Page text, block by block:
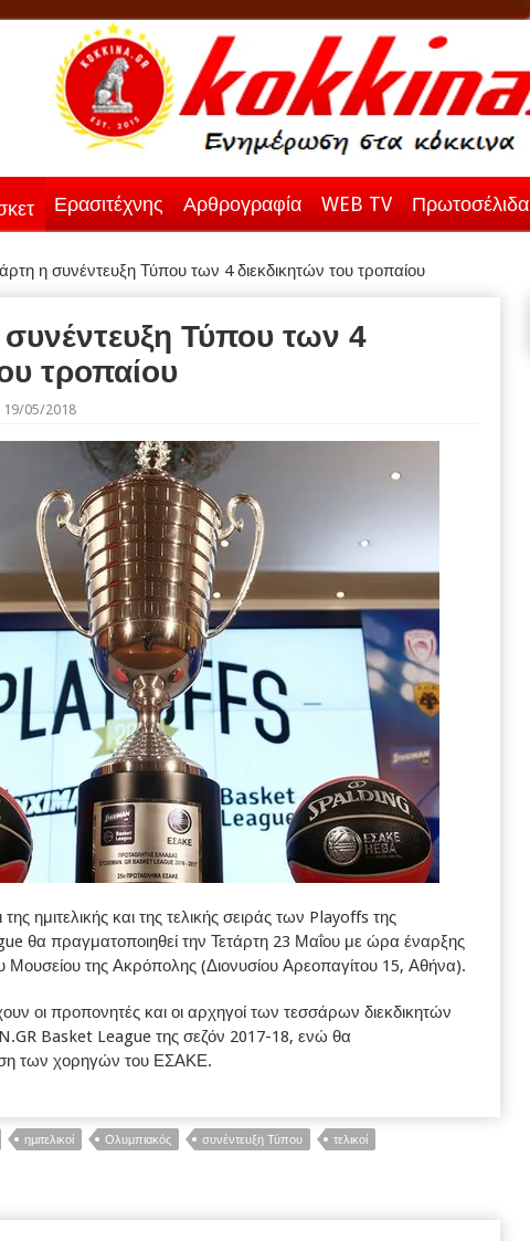
Ερασιτέχνης Αρθρογραφία WEB TV Πρωτοσέλιδα
η συνέντευξη Τύπου των 4 διεκδικητών του τροπαίου
Τύπου των 4
τροπαίου
19/05/2018
ημιτελικής και της τελικής σειράς των Playoffs της
θα πραγματοποιηθεί την Τετάρτη 23 Μαΐου με ώρα έναρξης
Μουσείου της Ακρόπολης (Διονυσίου Αρεοπαγίτου 15, Αθήνα).
οι προπονητές και οι αρχηγοί των τεσσάρων διεκδικητών
Basket League της σεζόν 2017-18, ενώ θα
των χορηγών του ΕΣΑΚΕ.
ημιτελικοί Ολυμπιακός συνέντευξη Τύπου τελικοί